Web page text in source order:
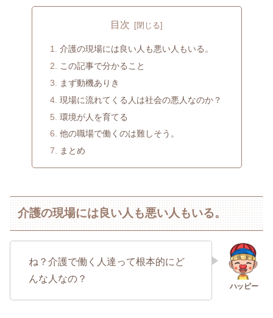
目次
介護の現場には良い人も悪い人もいる。
この記事で分かること
まず動機ありき
現場に流れてくる人は社会の悪人なのか？
環境が人を育てる
他の職場で働くのは難しそう。
まとめ
介護の現場には良い人も悪い人もいる。
ね？介護で働く人達って根本的にど
んな人なの？